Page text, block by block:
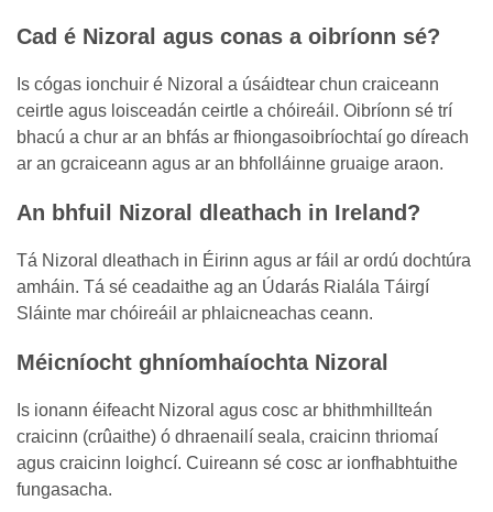
Cad é Nizoral agus conas a oibríonn sé?
Is cógas ionchuir é Nizoral a úsáidtear chun craiceann
ceirtle agus loisceadán ceirtle a chóireáil. Oibríonn sé trí
bhacú a chur ar an bhfás ar fhiongasoibríochtaí go díreach
ar an gcraiceann agus ar an bhfolláinne gruaige araon.
An bhfuil Nizoral dleathach in Ireland?
Tá Nizoral dleathach in Éirinn agus ar fáil ar ordú dochtúra
amháin. Tá sé ceadaithe ag an Údarás Rialála Táirgí
Sláinte mar chóireáil ar phlaicneachas ceann.
Méicníocht ghníomhaíochta Nizoral
Is ionann éifeacht Nizoral agus cosc ar bhithmhillteán
craicinn (crûaithe) ó dhraenailí seala, craicinn thriomaí
agus craicinn loighcí. Cuireann sé cosc ar ionfhabhtuithe
fungasacha.